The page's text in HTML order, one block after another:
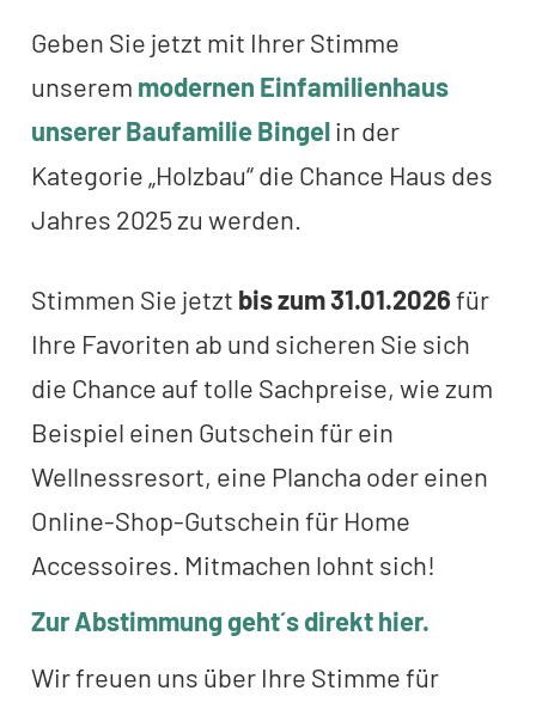
Geben Sie jetzt mit Ihrer Stimme
unserem modernen Einfamilienhaus
unserer Baufamilie Bingelin der
Kategorie „Holzbau“ die Chance Haus des
Jahres 2025 zu werden.
Stimmen Sie jetzt bis zum 31.01.2026für
Ihre Favoriten ab und sicheren Sie sich
die Chance auf tolle Sachpreise, wie zum
Beispiel einen Gutschein für ein
Wellnessresort, eine Plancha oder einen
Online-Shop-Gutschein für Home
Accessoires. Mitmachen lohnt sich!
Zur Abstimmung geht´s direkt hier.
Wir freuen uns über Ihre Stimme für